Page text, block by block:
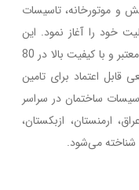
و موتورخانه، تاسیسات
خود را آغاز نمود. این
مجموعه کامل و تخصصی با ارائه محصولات معتبر و با کیفیت بالا در 80
قابل اعتماد برای تامین
ساختمان در سراسر
ارمنستان، ازبکستان،
شناخته می‌شود.